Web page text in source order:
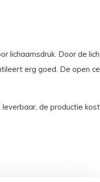
lichaamsdruk. Door de
erg goed. De open
de productie